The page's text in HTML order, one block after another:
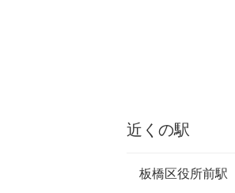
近くの駅
板橋区役所前駅